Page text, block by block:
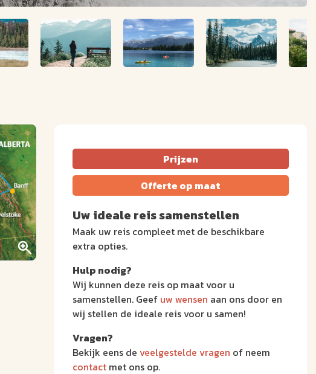
Prijzen
Offerte op maat
Uw ideale reis samenstellen
Maak uw reis compleet met de beschikbare
extra opties.
Hulp nodig?
Wij kunnen deze reis op maat voor u
samenstellen. Geef uw wensen aan ons door en
wij stellen de ideale reis voor u samen!
Vragen?
Bekijk eens de veelgestelde vragen of neem
contact met ons op.